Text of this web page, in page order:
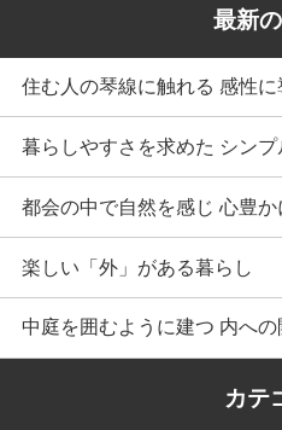
最新
住む人の琴線に触れる 感性
暮らしやすさを求めた シン
都会の中で自然を感じ 心豊か
楽しい「外」がある暮らし
中庭を囲むように建つ 内へ
カテ